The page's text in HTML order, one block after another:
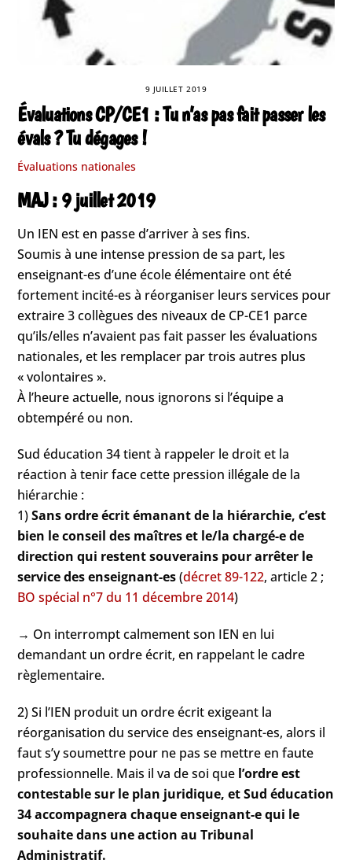
9 JUILLET 2019
Évaluations CP/CE1 : Tu n’as pas fait passer les
évals ? Tu dégages !
Évaluations nationales
MAJ : 9 juillet 2019
Un IEN est en passe d’arriver à ses fins.
Soumis à une intense pression de sa part, les
enseignant-es d’une école élémentaire ont été
fortement incité-es à réorganiser leurs services pour
extraire 3 collègues des niveaux de CP-CE1 parce
qu’ils/elles n’avaient pas fait passer les évaluations
nationales, et les remplacer par trois autres plus
« volontaires ».
À l’heure actuelle, nous ignorons si l’équipe a
obtempéré ou non.
Sud éducation 34 tient à rappeler le droit et la
réaction à tenir face cette pression illégale de la
hiérarchie :
1)Sans ordre écrit émanant de la hiérarchie, c’est
bien le conseil des maîtres et le/la chargé-e de
direction qui restent souverains pour arrêter le
service des enseignant-es(décret 89-122, article 2 ;
BO spécial n°7 du 11 décembre 2014)
→ On interrompt calmement son IEN en lui
demandant un ordre écrit, en rappelant le cadre
règlementaire.
2) Si l’IEN produit un ordre écrit exigeant la
réorganisation du service des enseignant-es, alors il
faut s’y soumettre pour ne pas se mettre en faute
professionnelle. Mais il va de soi que l’ordre est
contestable sur le plan juridique, et Sud éducation
34 accompagnera chaque enseignant-e qui le
souhaite dans une action au Tribunal
Administratif.